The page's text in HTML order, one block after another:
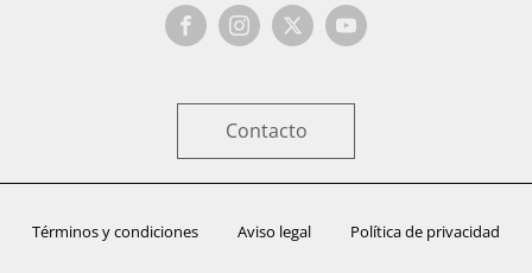
Contacto
Términos y condiciones Aviso legal Política de privacidad